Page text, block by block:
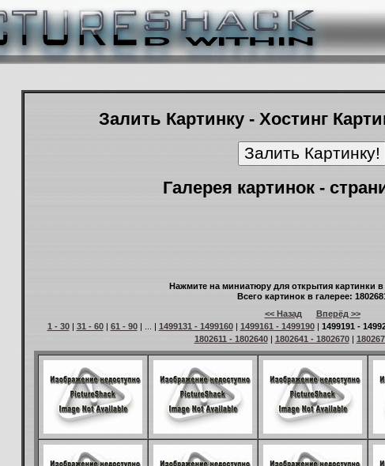
Залить Картинку - Хостинг
Галерея картинок -
Нажмите на миниатюру для открытия картинки
Всего картинок в галерее:
<< Назад
Вперёд >>
1 - 30| 31 - 60| 61 - 90| ... | 1499131 - 1499160| 1499161 - 1499190| 1499191 -
1802611 - 1802640| 1802641 - 1802670|